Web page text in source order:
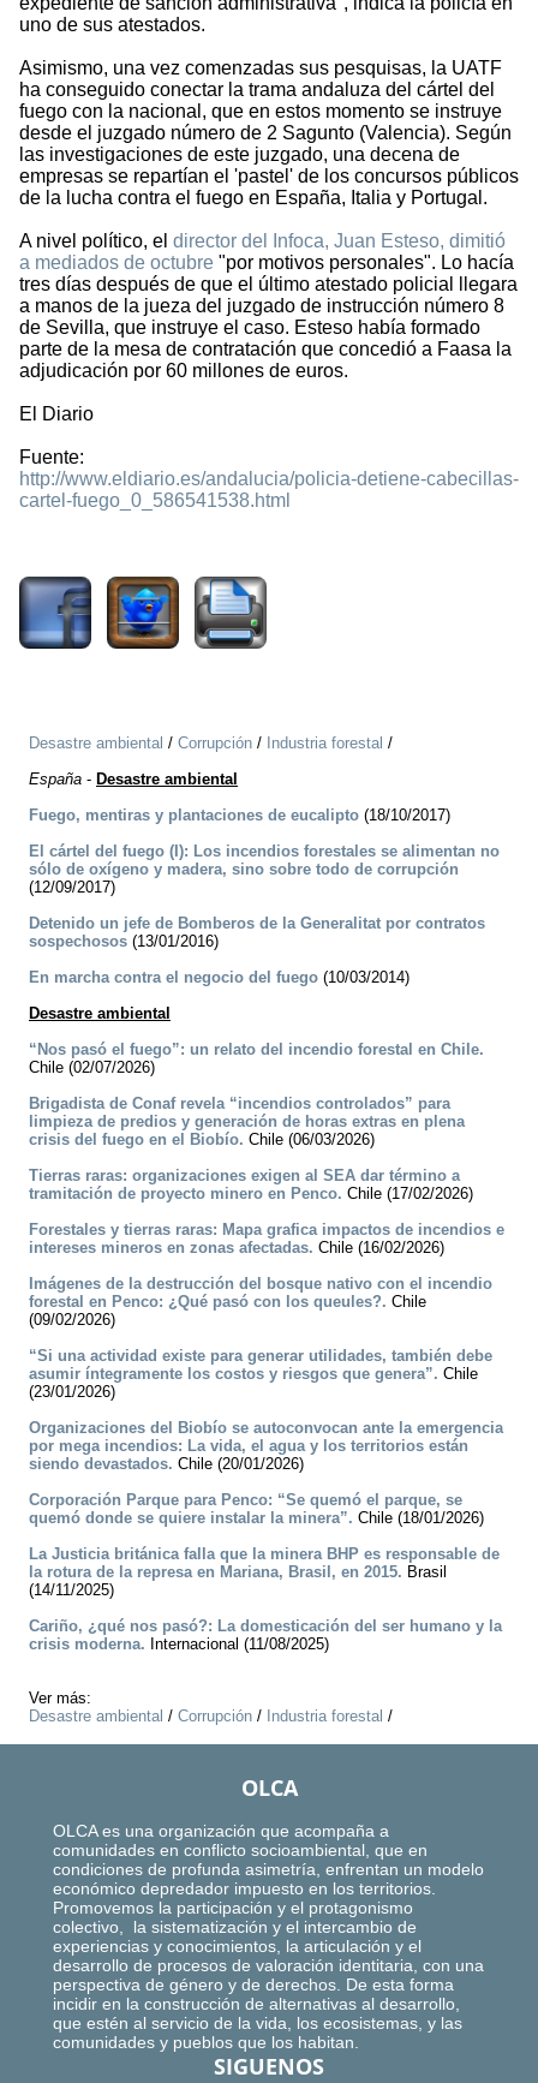
uno de sus atestados.
Asimismo, una vez comenzadas sus pesquisas, la UATF
ha conseguido conectar la trama andaluza del cártel del
fuego con la nacional, que en estos momento se instruye
desde el juzgado número de 2 Sagunto (Valencia). Según
las investigaciones de este juzgado, una decena de
empresas se repartían el 'pastel' de los concursos públicos
de la lucha contra el fuego en España, Italia y Portugal.
A nivel político, el director del Infoca, Juan Esteso, dimitió
a mediados de octubre "por motivos personales". Lo hacía
tres días después de que el último atestado policial llegara
a manos de la jueza del juzgado de instrucción número 8
de Sevilla, que instruye el caso. Esteso había formado
parte de la mesa de contratación que concedió a Faasa la
adjudicación por 60 millones de euros.
El Diario
Fuente:
http://www.eldiario.es/andalucia/policia-detiene-cabecillas-
cartel-fuego_0_586541538.html
Desastre ambiental / Corrupción / Industria forestal /
España - Desastre ambiental
Fuego, mentiras y plantaciones de eucalipto (18/10/2017)
El cártel del fuego (I): Los incendios forestales se alimentan no
sólo de oxígeno y madera, sino sobre todo de corrupción
(12/09/2017)
Detenido un jefe de Bomberos de la Generalitat por contratos
sospechosos (13/01/2016)
En marcha contra el negocio del fuego (10/03/2014)
Desastre ambiental
“Nos pasó el fuego”: un relato del incendio forestal en Chile.
Chile (02/07/2026)
Brigadista de Conaf revela “incendios controlados” para
limpieza de predios y generación de horas extras en plena
crisis del fuego en el Biobío. Chile (06/03/2026)
Tierras raras: organizaciones exigen al SEA dar término a
tramitación de proyecto minero en Penco. Chile (17/02/2026)
Forestales y tierras raras: Mapa grafica impactos de incendios e
intereses mineros en zonas afectadas. Chile (16/02/2026)
Imágenes de la destrucción del bosque nativo con el incendio
forestal en Penco: ¿Qué pasó con los queules?. Chile
(09/02/2026)
“Si una actividad existe para generar utilidades, también debe
asumir íntegramente los costos y riesgos que genera”. Chile
(23/01/2026)
Organizaciones del Biobío se autoconvocan ante la emergencia
por mega incendios: La vida, el agua y los territorios están
siendo devastados. Chile (20/01/2026)
Corporación Parque para Penco: “Se quemó el parque, se
quemó donde se quiere instalar la minera”. Chile (18/01/2026)
La Justicia británica falla que la minera BHP es responsable de
la rotura de la represa en Mariana, Brasil, en 2015. Brasil
(14/11/2025)
Cariño, ¿qué nos pasó?: La domesticación del ser humano y la
crisis moderna. Internacional (11/08/2025)
Ver más:
Desastre ambiental / Corrupción / Industria forestal /
OLCA
OLCA es una organización que acompaña a
comunidades en conflicto socioambiental, que en
condiciones de profunda asimetría, enfrentan un modelo
económico depredador impuesto en los territorios.
Promovemos la participación y el protagonismo
colectivo, la sistematización y el intercambio de
experiencias y conocimientos, la articulación y el
desarrollo de procesos de valoración identitaria, con una
perspectiva de género y de derechos. De esta forma
incidir en la construcción de alternativas al desarrollo,
que estén al servicio de la vida, los ecosistemas, y las
comunidades y pueblos que los habitan.
SIGUENOS